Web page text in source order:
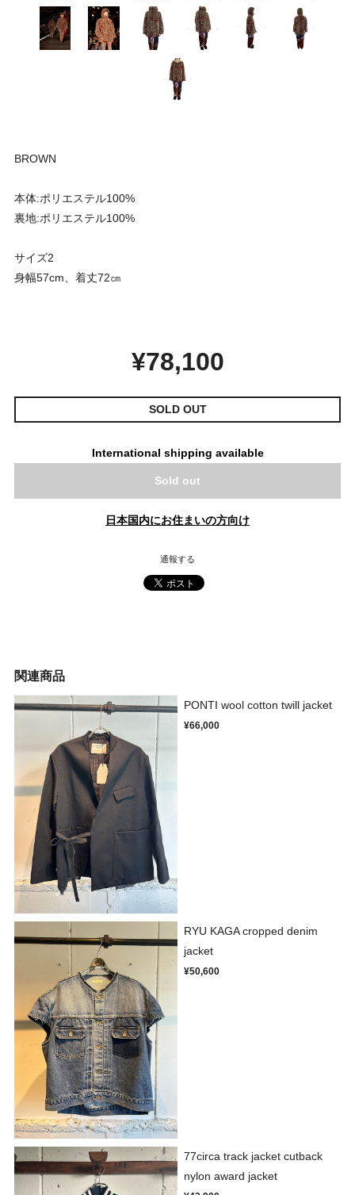
BROWN
本体:ポリエステル100%
裏地:ポリエステル100%
サイズ2
身幅57cm、着丈72㎝
¥78,100
SOLD OUT
International shipping available
Sold out
日本国内にお住まいの方向け
通報する
関連商品
PONTI wool cotton twill jacket
¥66,000
RYU KAGA cropped denim
jacket
¥50,600
77circa track jacket cutback
nylon award jacket